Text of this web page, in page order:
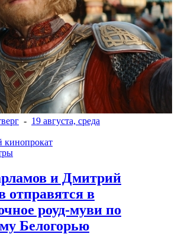
- 19 августа, среда
кинопрокат
и Дмитрий
отправятся в
роуд-муви по
Белогорью